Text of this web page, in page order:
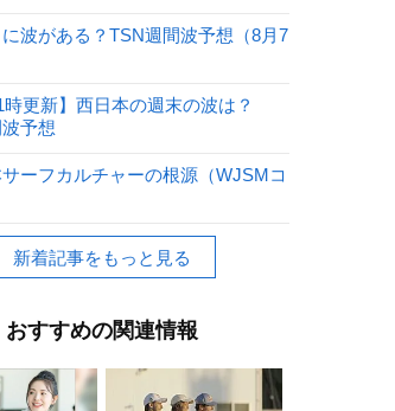
波がある？TSN週間波予想（8月7
時更新】西日本の週末の波は？
予想
ーフカルチャーの根源（WJSMコ
新着記事をもっと見る
おすすめの関連情報